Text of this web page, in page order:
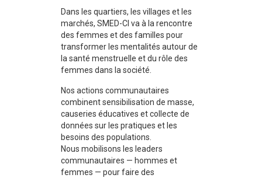
Dans les quartiers, les villages et les
marchés, SMED-CI va à la rencontre
des femmes et des familles pour
transformer les mentalités autour de
la santé menstruelle et du rôle des
femmes dans la société.
Nos actions communautaires
combinent sensibilisation de masse,
causeries éducatives et collecte de
données sur les pratiques et les
besoins des populations.
Nous mobilisons les leaders
communautaires — hommes et
femmes — pour faire des